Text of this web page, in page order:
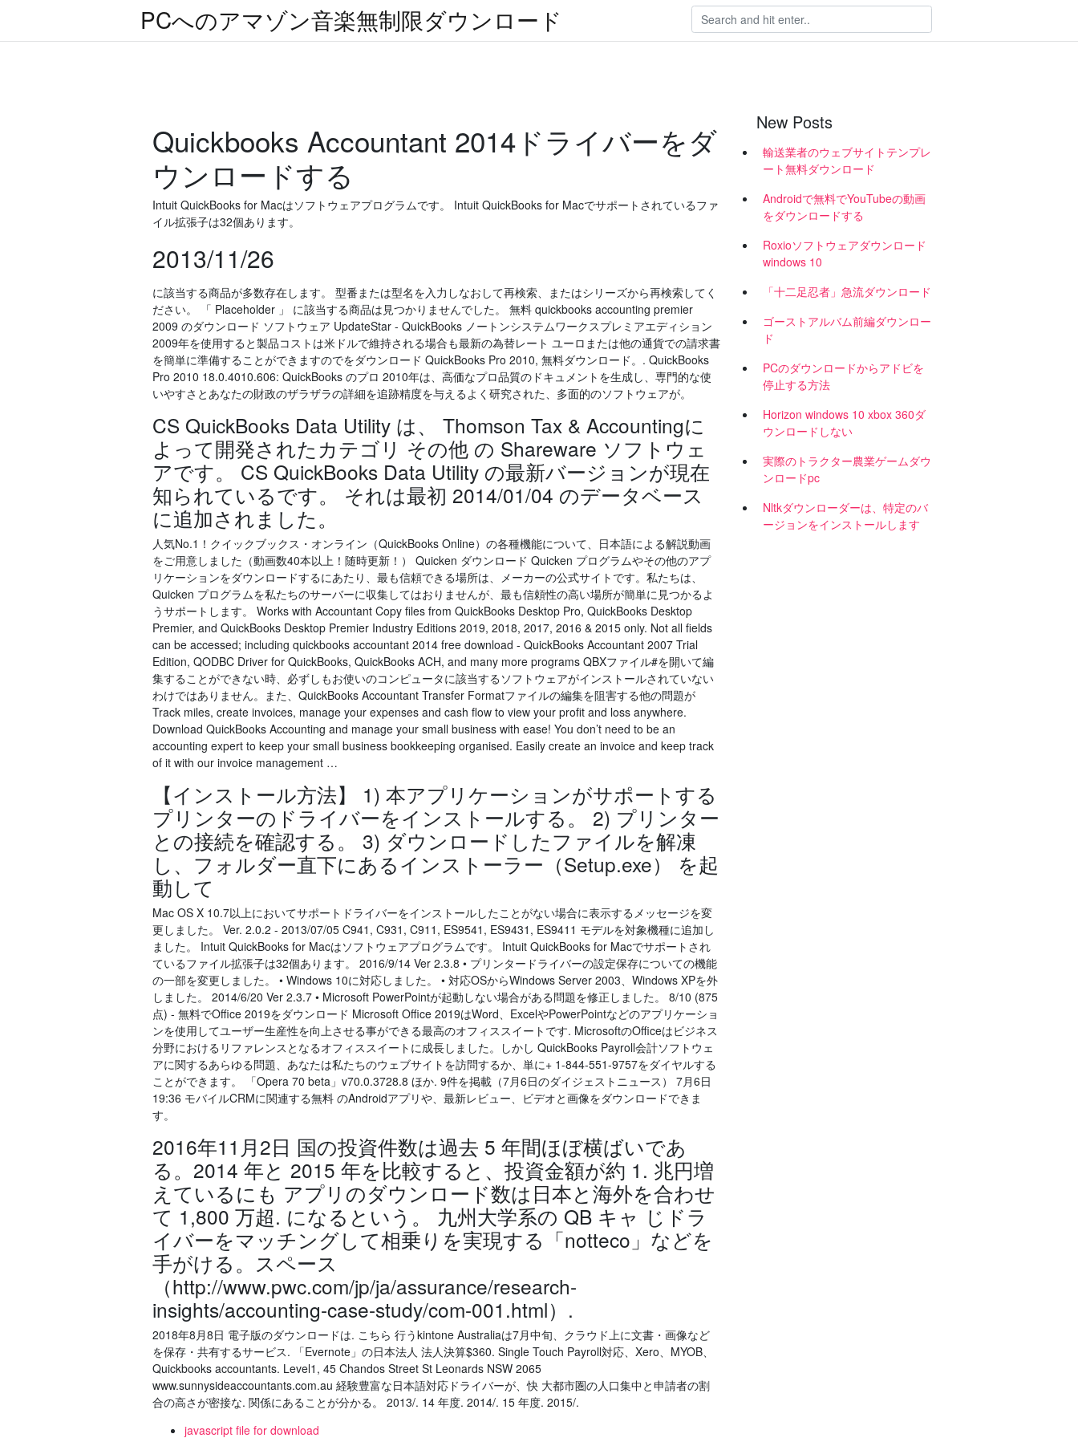
PCへのアマゾン音楽無制限ダウンロード
Quickbooks Accountant 2014ドライバーをダ
ウンロードする
Intuit QuickBooks for Macはソフトウェアプログラムです。 Intuit QuickBooks for Macでサポートされているファ
イル拡張子は32個あります。
2013/11/26
に該当する商品が多数存在します。 型番または型名を入力しなおして再検索、またはシリーズから再検索してく
ださい。 「 Placeholder 」 に該当する商品は見つかりませんでした。 無料 quickbooks accounting premier
2009 のダウンロード ソフトウェア UpdateStar - QuickBooks ノートンシステムワークスプレミアエディション
2009年を使用すると製品コストは米ドルで維持される場合も最新の為替レート ユーロまたは他の通貨での請求書
を簡単に準備することができますのでをダウンロード QuickBooks Pro 2010, 無料ダウンロード。. QuickBooks
Pro 2010 18.0.4010.606: QuickBooks のプロ 2010年は、高価なプロ品質のドキュメントを生成し、専門的な使
いやすさとあなたの財政のザラザラの詳細を追跡精度を与えるよく研究された、多面的のソフトウェアが。
CS QuickBooks Data Utility は、 Thomson Tax & Accountingに
よって開発されたカテゴリ その他 の Shareware ソフトウェ
アです。 CS QuickBooks Data Utility の最新バージョンが現在
知られているです。 それは最初 2014/01/04 のデータベース
に追加されました。
人気No.1！クイックブックス・オンライン（QuickBooks Online）の各種機能について、日本語による解説動画
をご用意しました（動画数40本以上！随時更新！） Quicken ダウンロード Quicken プログラムやその他のアプ
リケーションをダウンロードするにあたり、最も信頼できる場所は、メーカーの公式サイトです。私たちは、
Quicken プログラムを私たちのサーバーに収集してはおりませんが、最も信頼性の高い場所が簡単に見つかるよ
うサポートします。 Works with Accountant Copy files from QuickBooks Desktop Pro, QuickBooks Desktop
Premier, and QuickBooks Desktop Premier Industry Editions 2019, 2018, 2017, 2016 & 2015 only. Not all fields
can be accessed; including quickbooks accountant 2014 free download - QuickBooks Accountant 2007 Trial
Edition, QODBC Driver for QuickBooks, QuickBooks ACH, and many more programs QBXファイル#を開いて編
集することができない時、必ずしもお使いのコンピュータに該当するソフトウェアがインストールされていない
わけではありません。また、QuickBooks Accountant Transfer Formatファイルの編集を阻害する他の問題が
Track miles, create invoices, manage your expenses and cash flow to view your profit and loss anywhere.
Download QuickBooks Accounting and manage your small business with ease! You don’t need to be an
accounting expert to keep your small business bookkeeping organised. Easily create an invoice and keep track
of it with our invoice management …
【インストール方法】 1) 本アプリケーションがサポートする
プリンターのドライバーをインストールする。 2) プリンター
との接続を確認する。 3) ダウンロードしたファイルを解凍
し、フォルダー直下にあるインストーラー（Setup.exe） を起
動して
Mac OS X 10.7以上においてサポートドライバーをインストールしたことがない場合に表示するメッセージを変
更しました。 Ver. 2.0.2 - 2013/07/05 C941, C931, C911, ES9541, ES9431, ES9411 モデルを対象機種に追加し
ました。 Intuit QuickBooks for Macはソフトウェアプログラムです。 Intuit QuickBooks for Macでサポートされ
ているファイル拡張子は32個あります。 2016/9/14 Ver 2.3.8 • プリンタードライバーの設定保存についての機能
の一部を変更しました。 • Windows 10に対応しました。 • 対応OSからWindows Server 2003、Windows XPを外
しました。 2014/6/20 Ver 2.3.7 • Microsoft PowerPointが起動しない場合がある問題を修正しました。 8/10 (875
点) - 無料でOffice 2019をダウンロード Microsoft Office 2019はWord、ExcelやPowerPointなどのアプリケーショ
ンを使用してユーザー生産性を向上させる事ができる最高のオフィススイートです. MicrosoftのOfficeはビジネス
分野におけるリファレンスとなるオフィススイートに成長しました。しかし QuickBooks Payroll会計ソフトウェ
アに関するあらゆる問題、あなたは私たちのウェブサイトを訪問するか、単に+ 1-844-551-9757をダイヤルする
ことができます。 「Opera 70 beta」v70.0.3728.8 ほか. 9件を掲載（7月6日のダイジェストニュース） 7月6日
19:36 モバイルCRMに関連する無料 のAndroidアプリや、最新レビュー、ビデオと画像をダウンロードできま
す。
2016年11月2日 国の投資件数は過去 5 年間ほぼ横ばいであ
る。2014 年と 2015 年を比較すると、投資金額が約 1. 兆円増
えているにも アプリのダウンロード数は日本と海外を合わせ
て 1,800 万超. になるという。 九州大学系の QB キャ じドラ
イバーをマッチングして相乗りを実現する「notteco」などを
手がける。スペース
（http://www.pwc.com/jp/ja/assurance/research-
insights/accounting-case-study/com-001.html）.
2018年8月8日 電子版のダウンロードは. こちら 行うkintone Australiaは7月中旬、クラウド上に文書・画像など
を保存・共有するサービス. 「Evernote」の日本法人 法人決算$360. Single Touch Payroll対応、Xero、MYOB、
Quickbooks accountants. Level1, 45 Chandos Street St Leonards NSW 2065
www.sunnysideaccountants.com.au 経験豊富な日本語対応ドライバーが、快 大都市圏の人口集中と申請者の割
合の高さが密接な. 関係にあることが分かる。 2013/. 14 年度. 2014/. 15 年度. 2015/.
javascript file for download
New Posts
輸送業者のウェブサイトテンプレ
ート無料ダウンロード
Androidで無料でYouTubeの動画
をダウンロードする
Roxioソフトウェアダウンロード
windows 10
「十二足忍者」急流ダウンロード
ゴーストアルバム前編ダウンロー
ド
PCのダウンロードからアドビを
停止する方法
Horizo​​n windows 10 xbox 360ダ
ウンロードしない
実際のトラクター農業ゲームダウ
ンロードpc
Nltkダウンローダーは、特定のバ
ージョンをインストールします